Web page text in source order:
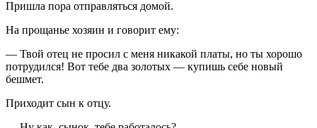
Пришла пора отправляться домой.
На прощанье хозяин и говорит ему:
— Твой отец не просил с меня никакой платы, но ты хорошо
потрудился! Вот тебе два золотых — купишь себе новый
бешмет.
Приходит сын к отцу.